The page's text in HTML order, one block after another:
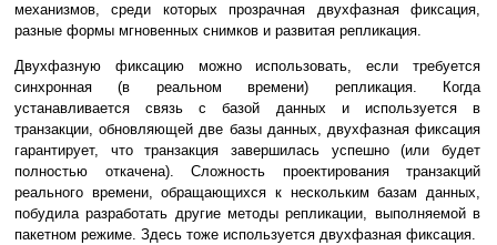
механизмов, среди которых прозрачная двухфазная фиксация,
разные формы мгновенных снимков и развитая репликация.
Двухфазную фиксацию можно использовать, если требуется
синхронная (в реальном времени) репликация. Когда
устанавливается связь с базой данных и используется в
транзакции, обновляющей две базы данных, двухфазная фиксация
гарантирует, что транзакция завершилась успешно (или будет
полностью откачена). Сложность проектирования транзакций
реального времени, обращающихся к нескольким базам данных,
побудила разработать другие методы репликации, выполняемой в
пакетном режиме. Здесь тоже используется двухфазная фиксация.